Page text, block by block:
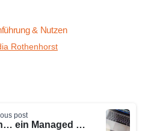
& Nutzen
Rothenhorst
post
Was ist eigentlich… ein Managed Server?